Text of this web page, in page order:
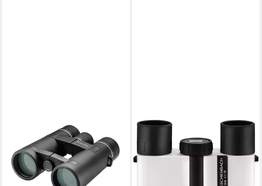
vision 4x 18 Fernglas (Klare
Sicht bei Sportevents oder